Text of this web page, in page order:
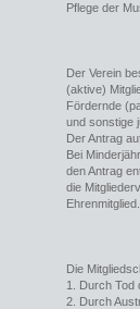
Pflege der
Der Verein
(aktive)
Fördernde
und sonstige
Der Antrag
Bei
den Antrag
die
Ehrenmitglied.
Die
1. Durch Tod
2. Durch